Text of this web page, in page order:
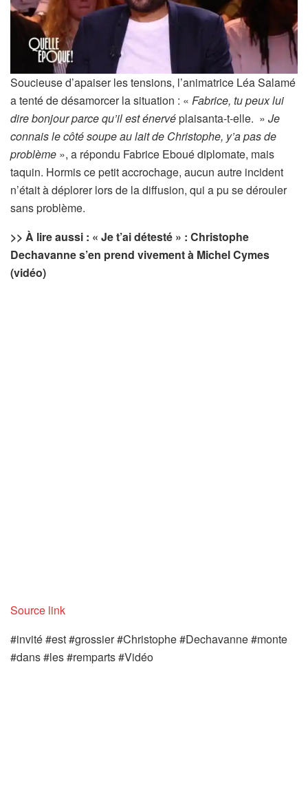
Soucieuse d’apaiser les tensions, l’animatrice Léa Salamé
a tenté de désamorcer la situation : « Fabrice, tu peux lui
dire bonjour parce qu’il est énervéplaisanta-t-elle. » Je
connais le côté soupe au lait de Christophe, y’a pas de
problème », a répondu Fabrice Eboué diplomate, mais
taquin. Hormis ce petit accrochage, aucun autre incident
n’était à déplorer lors de la diffusion, qui a pu se dérouler
sans problème.
>> À lire aussi : « Je t’ai détesté » : Christophe
Dechavanne s’en prend vivement à Michel Cymes
(vidéo)
Source link
#invité #est #grossier #Christophe #Dechavanne #monte
#dans #les #remparts #Vidéo